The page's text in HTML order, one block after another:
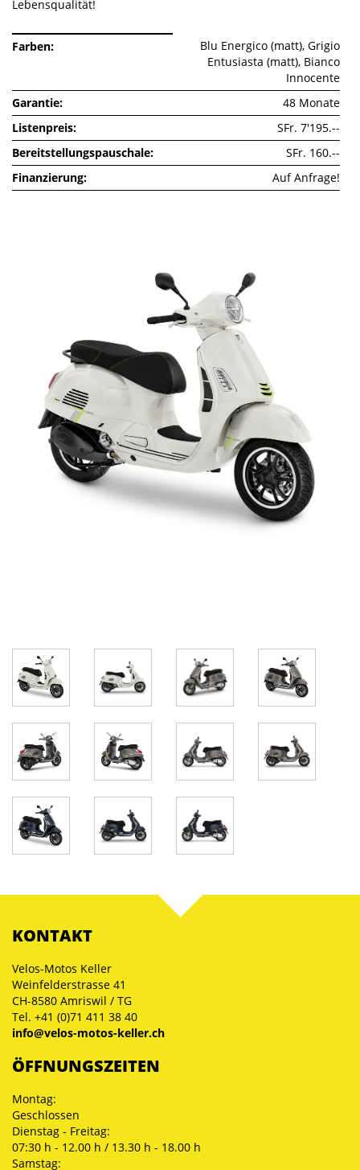
Lebensqualität!
Farben
Blu Energico (matt), Grigio
Entusiasta (matt), Bianco
Innocente
Garantie
48 Monate
Listenpreis
SFr. 7'195.--
Bereitstellungspauschale
SFr. 160.--
Finanzierung
Auf Anfrage!
KONTAKT
Velos-Motos Keller
Weinfelderstrasse 41
CH-8580 Amriswil / TG
Tel. +41 (0)71 411 38 40
info@velos-motos-keller.ch
ÖFFNUNGSZEITEN
Montag:
Geschlossen
Dienstag - Freitag:
07:30 h - 12.00 h / 13.30 h - 18.00 h
Samstag: